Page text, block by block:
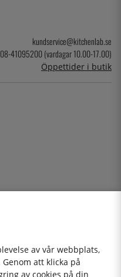
kundservice@kitchenlab.se
08-41095200 (vardagar 10.00-17.00)
Öppettider i butik
av vår webbplats,
att klicka på
av cookies på din